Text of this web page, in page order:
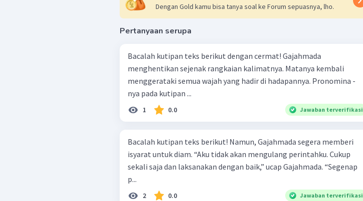
Dengan Gold kamu bisa tanya soal ke Forum sepuasnya, lho.
Pertanyaan serupa
Bacalah kutipan teks berikut dengan cermat! Gajahmada
menghentikan sejenak rangkaian kalimatnya. Matanya kembali
menggerataki semua wajah yang hadir di hadapannya. Pronomina -
nya pada kutipan ...
1 0.0 Jawaban terverifikasi
Bacalah kutipan teks berikut! Namun, Gajahmada segera memberi
isyarat untuk diam. “Aku tidak akan mengulang perintahku. Cukup
sekali saja dan laksanakan dengan baik,” ucap Gajahmada. “Segenap
p...
2 0.0 Jawaban terverifikasi